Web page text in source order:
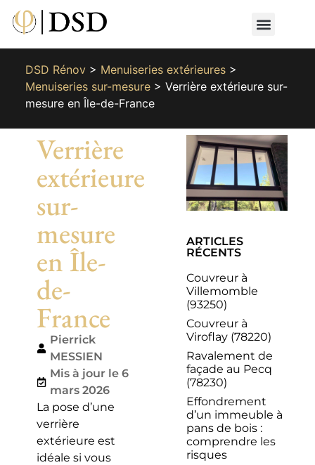
DSD Rénov> Menuiseries extérieures>
Menuiseries sur-mesure> Verrière extérieure sur-
mesure en Île-de-France
Verrière
extérieure
sur-
mesure
en Île-
de-
France
Pierrick
MESSIEN
Mis à jour le 6
mars 2026
La pose d’une
verrière
extérieure est
idéale si vous
ARTICLES
RÉCENTS
Couvreur à
Villemomble
(93250)
Couvreur à
Viroflay (78220)
Ravalement de
façade au Pecq
(78230)
Effondrement
d’un immeuble à
pans de bois :
comprendre les
risques